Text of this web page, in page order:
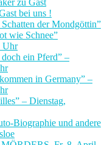
bei uns !
der Mondgöttin”
wie Schnee”
Uhr
ein Pferd” –
in Germany” –
– Dienstag,
Biographie und andere